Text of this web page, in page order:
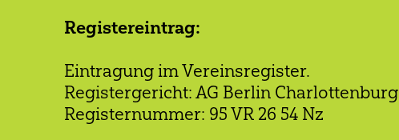
Registereintrag:
Eintragung im Vereinsregister.
Registergericht: AG Berlin Charlottenburg
Registernummer: 95 VR 26 54 Nz